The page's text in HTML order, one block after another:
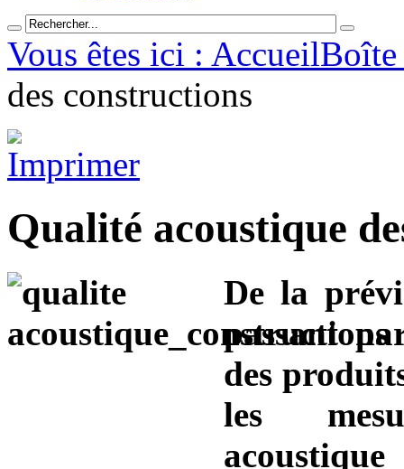
Vous êtes ici : Accueil
des constructions
Qualité acoustique
De la
passant
des
les